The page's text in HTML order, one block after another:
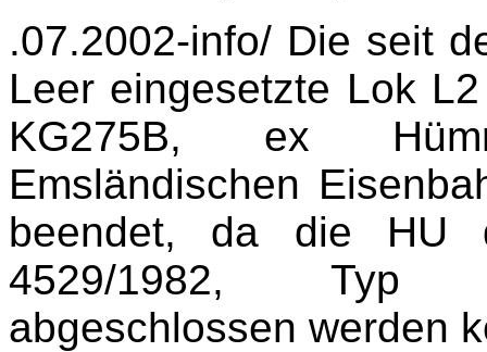
.07.2002-info/ Die seit
Leer eingesetzte Lok
KG275B, ex
Emsländischen
beendet, da die HU
4529/1982, Typ
abgeschlossen werden